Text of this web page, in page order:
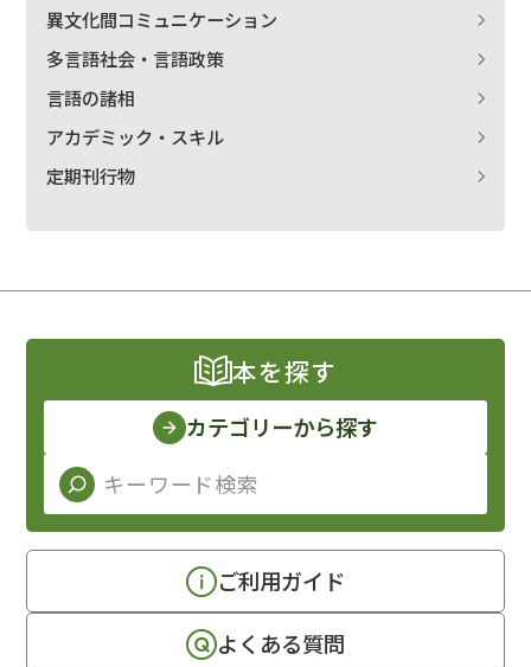
異文化間コミュニケーション
多言語社会・言語政策
言語の諸相
アカデミック・スキル
定期刊行物
本を探す
カテゴリーから探す
ご利用ガイド
よくある質問